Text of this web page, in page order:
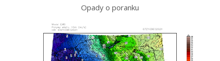
Opady o poranku